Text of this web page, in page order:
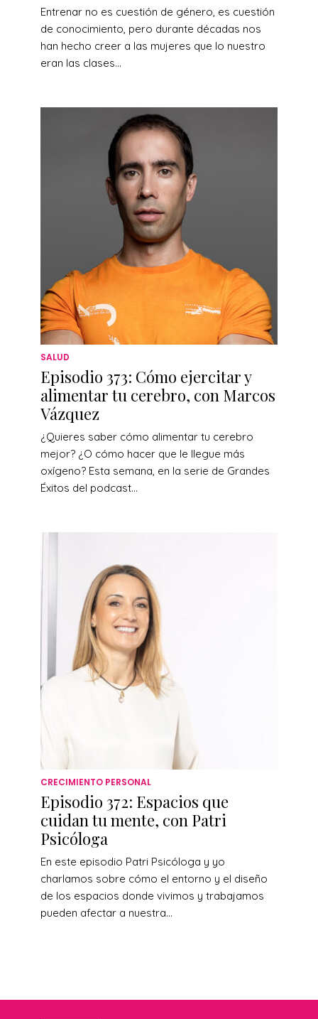
Entrenar no es cuestión de género, es cuestión
de conocimiento, pero durante décadas nos
han hecho creer a las mujeres que lo nuestro
eran las clases...
SALUD
Episodio 373: Cómo ejercitar y
alimentar tu cerebro, con Marcos
Vázquez
¿Quieres saber cómo alimentar tu cerebro
mejor? ¿O cómo hacer que le llegue más
oxígeno? Esta semana, en la serie de Grandes
Éxitos del podcast...
CRECIMIENTO PERSONAL
Episodio 372: Espacios que
cuidan tu mente, con Patri
Psicóloga
En este episodio Patri Psicóloga y yo
charlamos sobre cómo el entorno y el diseño
de los espacios donde vivimos y trabajamos
pueden afectar a nuestra...